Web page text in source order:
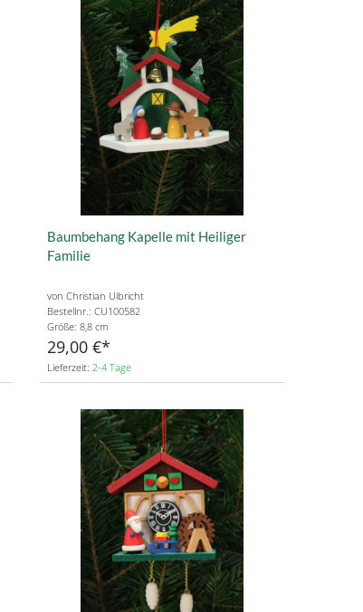
Baumbehang Kapelle mit Heiliger
Familie
von Christian Ulbricht
Bestellnr.: CU100582
Größe: 8,8 cm
29,00 €
Lieferzeit: 2-4 Tage